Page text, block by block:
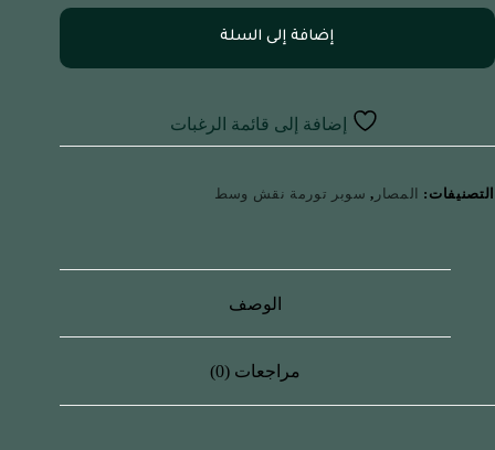
إضافة إلى السلة
إضافة إلى قائمة الرغبات
التصنيفات: المصار , سوبر تورمة نقش وسط
الوصف
مراجعات (0)